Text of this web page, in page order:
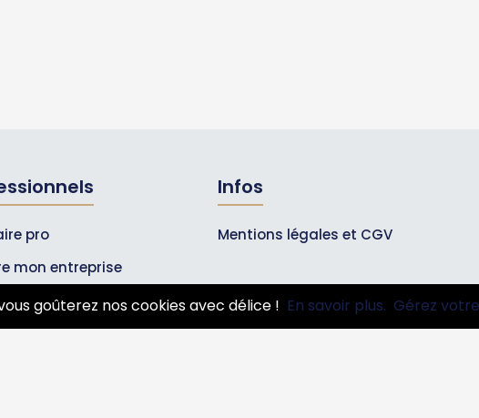
pro
mon entreprise
Pros
Infos
Mentions légales et CGV
goûterez nos cookies avec délice ! En savoir plus. Gérez